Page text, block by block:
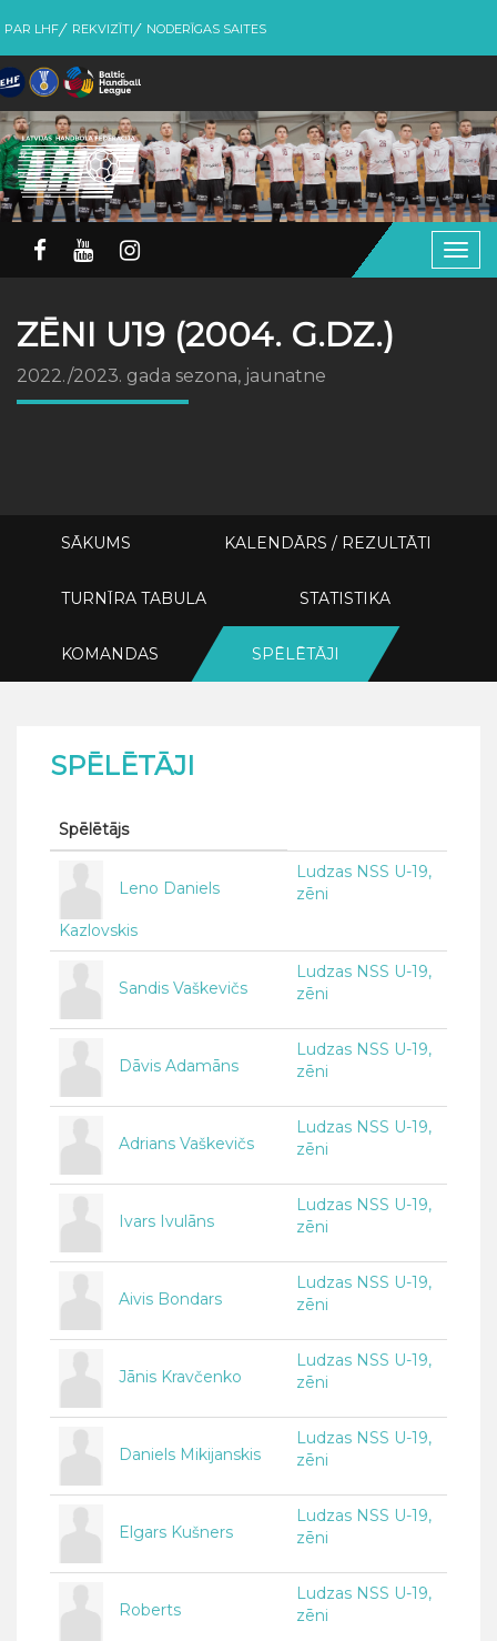
PAR LHF REKVIZĪTI NODERĪGAS SAITES
ZĒNI U19 (2004. G.DZ.)
2022./2023. gada sezona, jaunatne
SĀKUMS KALENDĀRS / REZULTĀTI
TURNĪRA TABULA STATISTIKA
KOMANDAS SPĒLĒTĀJI
SPĒLĒTĀJI
Spēlētājs
Leno Daniels
Kazlovskis
Ludzas NSS U-19,
zēni
Sandis Vaškevičs
Ludzas NSS U-19,
zēni
Dāvis Adamāns
Ludzas NSS U-19,
zēni
Adrians Vaškevičs
Ludzas NSS U-19,
zēni
Ivars Ivulāns
Ludzas NSS U-19,
zēni
Aivis Bondars
Ludzas NSS U-19,
zēni
Jānis Kravčenko
Ludzas NSS U-19,
zēni
Daniels Mikijanskis
Ludzas NSS U-19,
zēni
Elgars Kušners
Ludzas NSS U-19,
zēni
Roberts
Ludzas NSS U-19,
zēni